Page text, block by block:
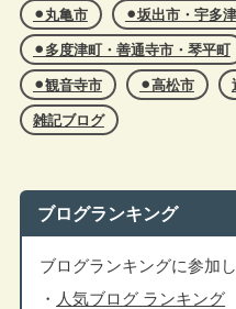
⚫︎丸亀市 ⚫︎坂出市・宇多
⚫︎多度津町・善通寺市・琴平町
⚫︎観音寺市 ⚫︎高松市
雑記ブログ
ブログランキング
ブログランキングに参加し
・ 人気ブログ ランキング